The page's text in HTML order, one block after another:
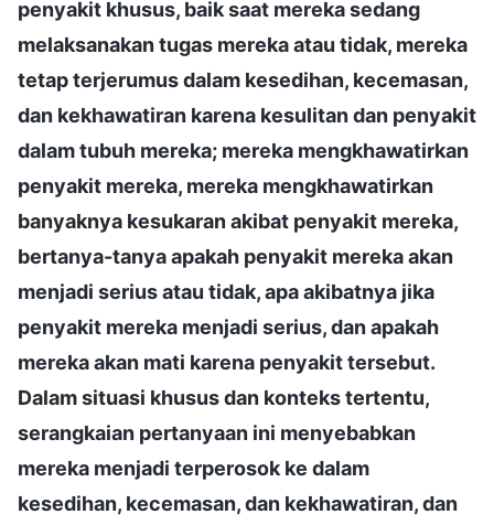
penyakit khusus, baik saat mereka sedang
melaksanakan tugas mereka atau tidak, mereka
tetap terjerumus dalam kesedihan, kecemasan,
dan kekhawatiran karena kesulitan dan penyakit
dalam tubuh mereka; mereka mengkhawatirkan
penyakit mereka, mereka mengkhawatirkan
banyaknya kesukaran akibat penyakit mereka,
bertanya-tanya apakah penyakit mereka akan
menjadi serius atau tidak, apa akibatnya jika
penyakit mereka menjadi serius, dan apakah
mereka akan mati karena penyakit tersebut.
Dalam situasi khusus dan konteks tertentu,
serangkaian pertanyaan ini menyebabkan
mereka menjadi terperosok ke dalam
kesedihan, kecemasan, dan kekhawatiran, dan